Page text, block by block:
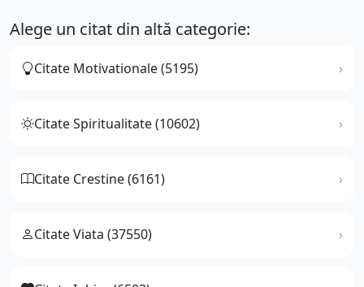
Alege un citat din altă categorie:
Citate Motivationale (5195)
Citate Spiritualitate (10602)
Citate Crestine (6161)
Citate Viata (37550)